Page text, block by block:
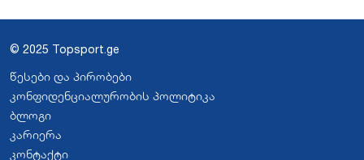
© 2025 Topsport.ge
წესები და პირობები
კონფიდენციალურობის პოლიტიკა
ბლოგი
კარიერა
კონტაქტი